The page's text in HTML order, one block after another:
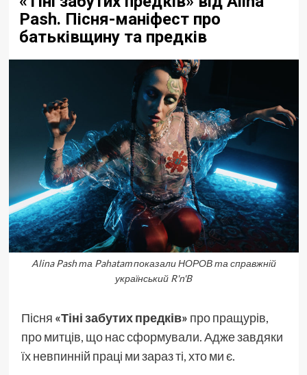
Pash. Пісня-маніфест про
батьківщину та предків
Alina Pash та Pahatam показали НОРОВ та справжній
український R'n'B
Пісня «Тіні забутих предків» про пращурів,
про митців, що нас сформували. Адже завдяки
їх невпинній праці ми зараз ті, хто ми є.